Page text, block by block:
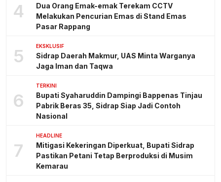
4
Dua Orang Emak-emak Terekam CCTV
Melakukan Pencurian Emas di Stand Emas
Pasar Rappang
5 EKSKLUSIF
Sidrap Daerah Makmur, UAS Minta Warganya
Jaga Iman dan Taqwa
6
TERKINI
Bupati Syaharuddin Dampingi Bappenas Tinjau
Pabrik Beras 35, Sidrap Siap Jadi Contoh
Nasional
7
HEADLINE
Mitigasi Kekeringan Diperkuat, Bupati Sidrap
Pastikan Petani Tetap Berproduksi di Musim
Kemarau